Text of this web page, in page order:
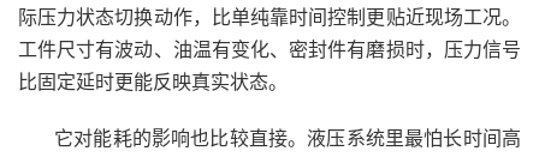
际压力状态切换动作，比单纯靠时间控制更贴近现场工况。
工件尺寸有波动、油温有变化、密封件有磨损时，压力信号
比固定延时更能反映真实状态。
它对能耗的影响也比较直接。液压系统里最怕长时间高